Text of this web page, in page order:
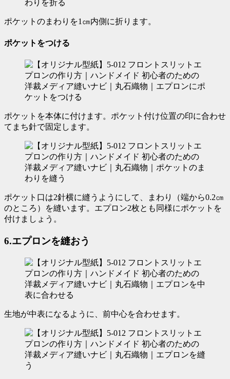
ポケットのまわりを1㎝内側に折ります。
ポケットをつける
ポケットを本体に付けます。ポケット付け位置の印に合わせ
てまち針で固定します。
ポケット口は2針横に縫うようにして、まわり（端から0.2㎝
のところ）を縫います。エプロン2枚とも同様にポケットを
付けましょう。
6.エプロンを縫おう
生地が中表になるように、前中心を合わせます。